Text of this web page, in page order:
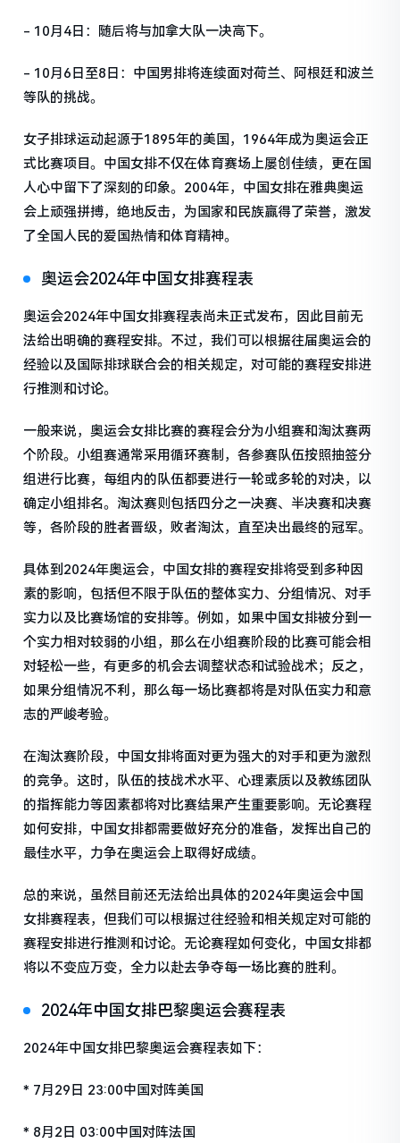
- 10月4日：随后将与加拿大队一决高下。
- 10月6日至8日：中国男排将连续面对荷兰、阿根廷和波兰
等队的挑战。
女子排球运动起源于1895年的美国，1964年成为奥运会正
式比赛项目。中国女排不仅在体育赛场上屡创佳绩，更在国
人心中留下了深刻的印象。2004年，中国女排在雅典奥运
会上顽强拼搏，绝地反击，为国家和民族赢得了荣誉，激发
了全国人民的爱国热情和体育精神。
奥运会2024年中国女排赛程表
奥运会2024年中国女排赛程表尚未正式发布，因此目前无
法给出明确的赛程安排。不过，我们可以根据往届奥运会的
经验以及国际排球联合会的相关规定，对可能的赛程安排进
行推测和讨论。
一般来说，奥运会女排比赛的赛程会分为小组赛和淘汰赛两
个阶段。小组赛通常采用循环赛制，各参赛队伍按照抽签分
组进行比赛，每组内的队伍都要进行一轮或多轮的对决，以
确定小组排名。淘汰赛则包括四分之一决赛、半决赛和决赛
等，各阶段的胜者晋级，败者淘汰，直至决出最终的冠军。
具体到2024年奥运会，中国女排的赛程安排将受到多种因
素的影响，包括但不限于队伍的整体实力、分组情况、对手
实力以及比赛场馆的安排等。例如，如果中国女排被分到一
个实力相对较弱的小组，那么在小组赛阶段的比赛可能会相
对轻松一些，有更多的机会去调整状态和试验战术；反之，
如果分组情况不利，那么每一场比赛都将是对队伍实力和意
志的严峻考验。
在淘汰赛阶段，中国女排将面对更为强大的对手和更为激烈
的竞争。这时，队伍的技战术水平、心理素质以及教练团队
的指挥能力等因素都将对比赛结果产生重要影响。无论赛程
如何安排，中国女排都需要做好充分的准备，发挥出自己的
最佳水平，力争在奥运会上取得好成绩。
总的来说，虽然目前还无法给出具体的2024年奥运会中国
女排赛程表，但我们可以根据过往经验和相关规定对可能的
赛程安排进行推测和讨论。无论赛程如何变化，中国女排都
将以不变应万变，全力以赴去争夺每一场比赛的胜利。
2024年中国女排巴黎奥运会赛程表
2024年中国女排巴黎奥运会赛程表如下：
* 7月29日 23:00中国对阵美国
* 8月2日 03:00中国对阵法国